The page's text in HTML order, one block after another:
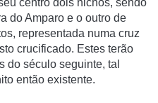
centro dois nichos, sendo
do Amparo e o outro de
representada numa cruz
crucificado. Estes terão
do século seguinte, tal
então existente.